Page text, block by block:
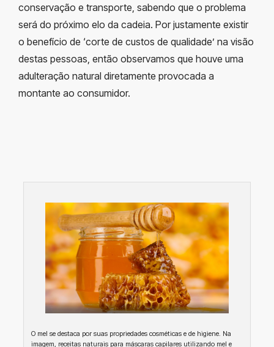
conservação e transporte, sabendo que o problema
será do próximo elo da cadeia. Por justamente existir
o benefício de ‘corte de custos de qualidade’ na visão
destas pessoas, então observamos que houve uma
adulteração natural diretamente provocada a
montante ao consumidor.
O mel se destaca por suas propriedades cosméticas e de higiene. Na
imagem, receitas naturais para máscaras capilares utilizando mel e